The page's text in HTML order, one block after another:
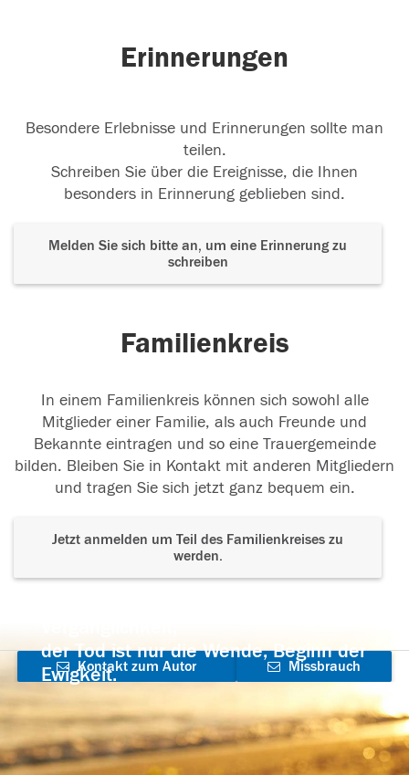
20.09.2025
Erinnerungen
Besondere Erlebnisse und Erinnerungen sollte man
teilen.
Schreiben Sie über die Ereignisse, die Ihnen
besonders in Erinnerung geblieben sind.
Melden Sie sich bitte an, um eine Erinnerung zu
schreiben
Familienkreis
In einem Familienkreis können sich sowohl alle
Mitglieder einer Familie, als auch Freunde und
Bekannte eintragen und so eine Trauergemeinde
bilden. Bleiben Sie in Kontakt mit anderen Mitgliedern
und tragen Sie sich jetzt ganz bequem ein.
Jetzt anmelden um Teil des Familienkreises zu
werden.
der Tod ist nur die Wende, Beginn der
Ewigkeit.
Kontakt zum Autor
aufnehmen
Missbrauch